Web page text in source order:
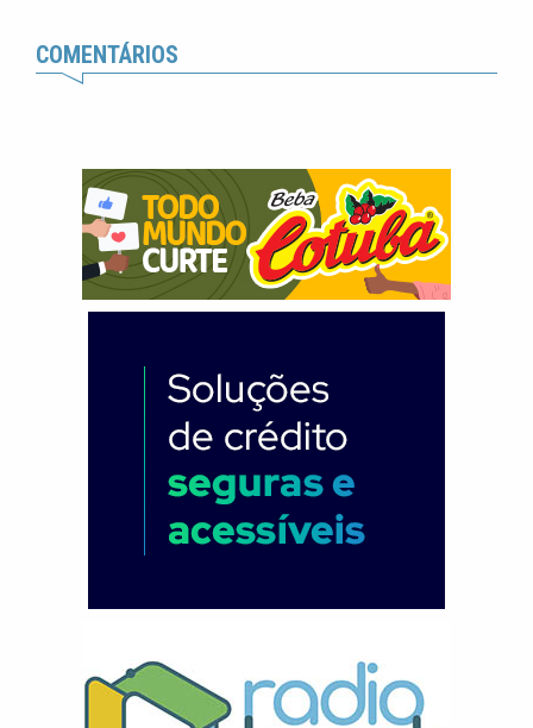
COMENTÁRIOS